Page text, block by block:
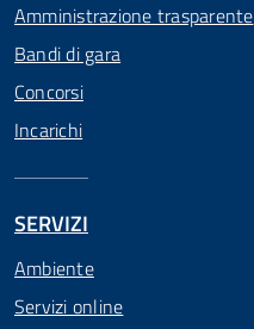
Amministrazione trasparente
Bandi di gara
Concorsi
Incarichi
SERVIZI
Ambiente
Servizi online